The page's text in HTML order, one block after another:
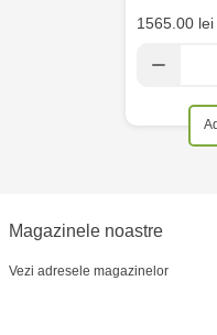
1565.00 lei
Magazinele noastre
Vezi adresele magazinelor